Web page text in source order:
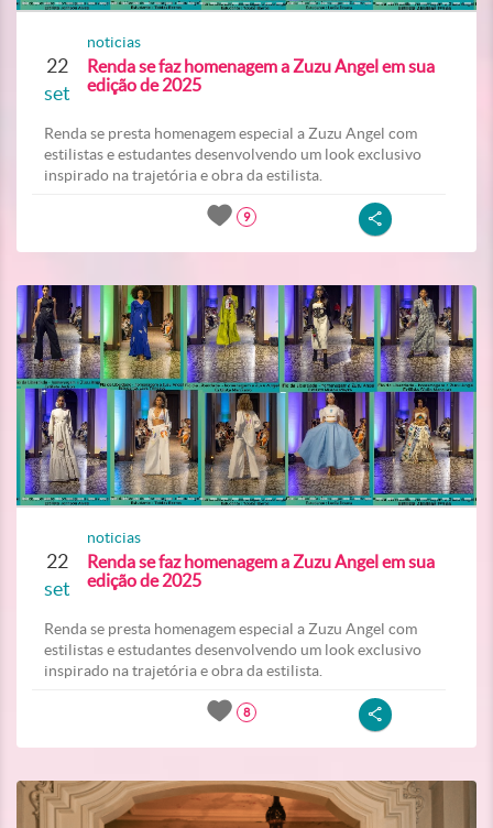
22
set
noticias
Renda se faz homenagem a Zuzu Angel em sua
edição de 2025
Renda se presta homenagem especial a Zuzu Angel com
estilistas e estudantes desenvolvendo um look exclusivo
inspirado na trajetória e obra da estilista.
9
22
set
noticias
Renda se faz homenagem a Zuzu Angel em sua
edição de 2025
Renda se presta homenagem especial a Zuzu Angel com
estilistas e estudantes desenvolvendo um look exclusivo
inspirado na trajetória e obra da estilista.
8